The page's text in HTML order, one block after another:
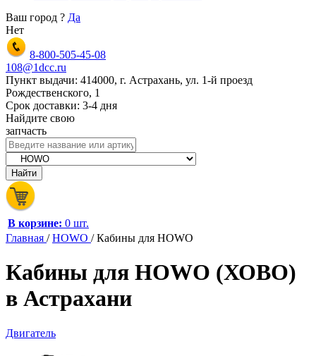
Ваш город ? Да
Нет
8-800-505-45-08
108@1dcc.ru
Пункт выдачи: 414000, г. Астрахань, ул. 1-й проезд
Рождественского, 1
Срок доставки: 3-4 дня
Найдите свою
запчасть
В корзине: 0 шт.
Главная /HOWO /Кабины для HOWO
Кабины для HOWO (ХОВО)
в Астрахани
Двигатель